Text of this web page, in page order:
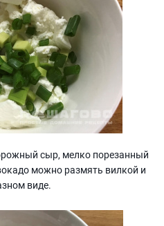
сыр, мелко порезанный
можно размять вилкой и
виде.